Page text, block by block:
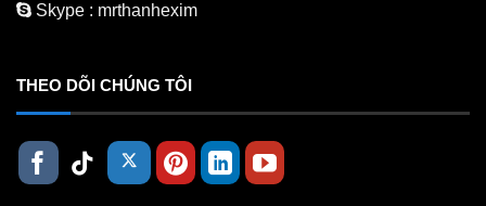
Skype : mrthanhexim
THEO DÕI CHÚNG TÔI